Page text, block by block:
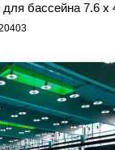
бассейна 7.6 х